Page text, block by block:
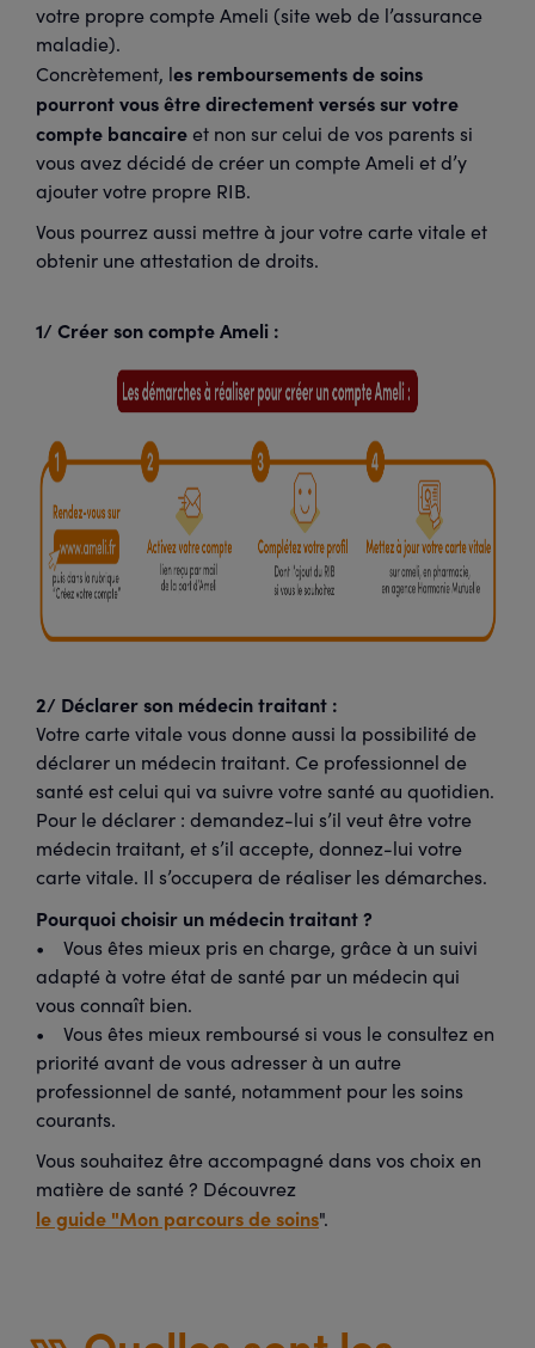
votre propre compte Ameli (site web de l’assurance
maladie).
Concrètement, les remboursements de soins
pourront vous être directement versés sur votre
compte bancaireet non sur celui de vos parents si
vous avez décidé de créer un compte Ameli et d’y
ajouter votre propre RIB.
Vous pourrez aussi mettre à jour votre carte vitale et
obtenir une attestation de droits.
1/ Créer son compte Ameli :
2/ Déclarer son médecin traitant :
Votre carte vitale vous donne aussi la possibilité de
déclarer un médecin traitant. Ce professionnel de
santé est celui qui va suivre votre santé au quotidien.
Pour le déclarer : demandez-lui s’il veut être votre
médecin traitant, et s’il accepte, donnez-lui votre
carte vitale. Il s’occupera de réaliser les démarches.
Pourquoi choisir un médecin traitant ?
• Vous êtes mieux pris en charge, grâce à un suivi
adapté à votre état de santé par un médecin qui
vous connaît bien.
• Vous êtes mieux remboursé si vous le consultez en
priorité avant de vous adresser à un autre
professionnel de santé, notamment pour les soins
courants.
Vous souhaitez être accompagné dans vos choix en
matière de santé ? Découvrez
le guide "Mon parcours de soins".